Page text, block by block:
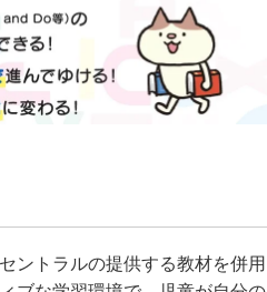
ントラルの提供する教材を併用